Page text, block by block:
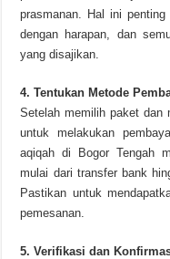
prasmanan. Hal ini
dengan harapan, dan
yang disajikan.
4. Tentukan Metode
Setelah memilih paket dan
untuk melakukan
aqiqah di Bogor Tengah
mulai dari transfer bank
Pastikan untuk
pemesanan.
5. Verifikasi dan